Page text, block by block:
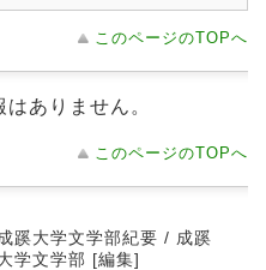
このページのTOPへ
ありません。
このページのTOPへ
蹊大学文学部紀要 / 成蹊
学文学部 [編集]